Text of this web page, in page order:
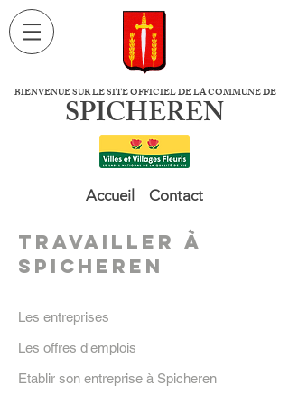
BIENVENUE SUR LE SITE OFFICIEL DE LA COMMUNE DE
SPICHEREN
Accueil Contact
Travailler à
Spicheren
Les entreprises
Les offres d'emplois
Etablir son entreprise à Spicheren